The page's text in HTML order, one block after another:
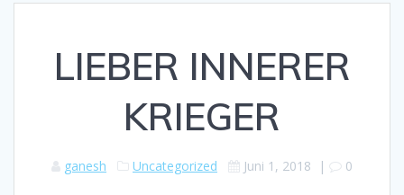
LIEBER INNERER
KRIEGER
ganesh Uncategorized Juni 1, 2018 | 0